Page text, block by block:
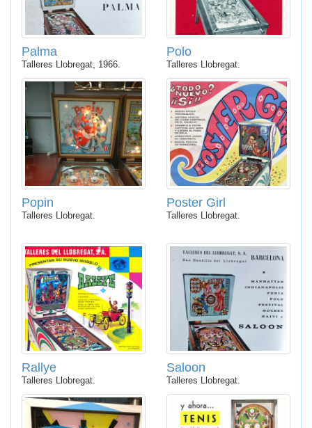
Palma
Talleres Llobregat, 1966.
Polo
Talleres Llobregat.
Popin
Talleres Llobregat.
Poster Girl
Talleres Llobregat.
Rallye
Talleres Llobregat.
Saloon
Talleres Llobregat.